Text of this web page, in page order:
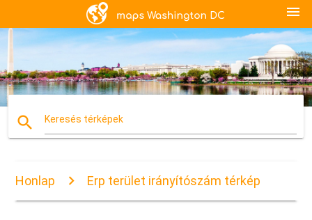
menu
search Keresés térképek
Honlap Erp terület irányítószám térkép